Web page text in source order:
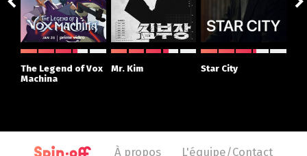
The Legend of Vox
Machina
Mr. Kim Star City
À propos L'équipe/Contact